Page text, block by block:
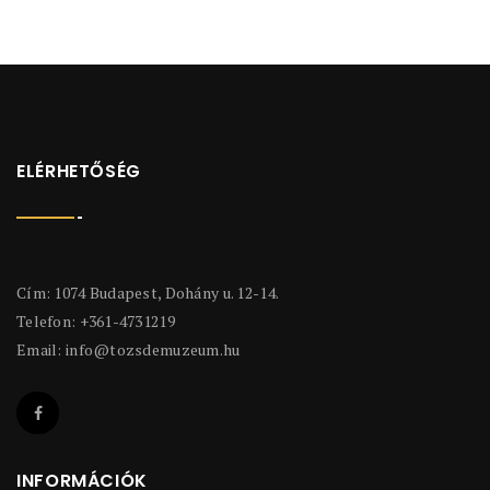
ELÉRHETŐSÉG
Cím: 1074 Budapest, Dohány u. 12-14.
Telefon: +361-4731219
Email: info@tozsdemuzeum.hu
INFORMÁCIÓK